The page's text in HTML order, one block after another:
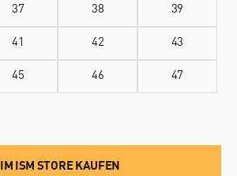
37 38 39
41 42 43
45 46 47
IM ISM STORE KAUFEN